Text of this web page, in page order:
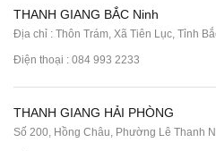
THANH GIANG BẮC Ninh
Địa chỉ : Thôn Trám, Xã Tiên Lục, Tỉnh
Điện thoại : 084 993 2233
THANH GIANG HẢI PHÒNG
Số 200, Hồng Châu, Phường Lê Thanh